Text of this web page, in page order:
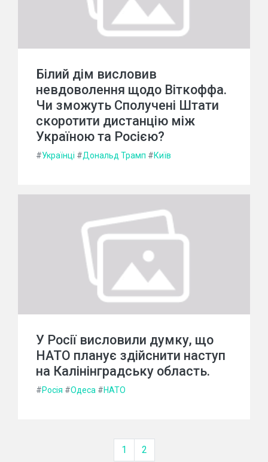
Білий дім висловив
невдоволення щодо Віткоффа.
Чи зможуть Сполучені Штати
скоротити дистанцію між
Україною та Росією?
#Українці #Дональд Трамп #Київ
У Росії висловили думку, що
НАТО планує здійснити наступ
на Калінінградську область.
#Росія #Одеса #НАТО
1 2